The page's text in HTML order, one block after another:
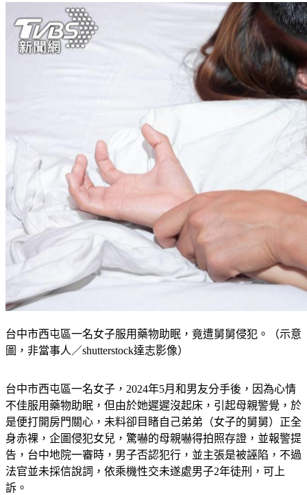
台中市西屯區一名女子服用藥物助眠，竟遭舅舅侵犯。（示意
圖，非當事人／shutterstock達志影像）
台中市西屯區一名女子，2024年5月和男友分手後，因為心情
不佳服用藥物助眠，但由於她遲遲沒起床，引起母親警覺，於
是便打開房門關心，未料卻目睹自己弟弟（女子的舅舅）正全
身赤裸，企圖侵犯女兒，驚嚇的母親嚇得拍照存證，並報警提
告，台中地院一審時，男子否認犯行，並主張是被誣陷，不過
法官並未採信說詞，依乘機性交未遂處男子2年徒刑，可上
訴。